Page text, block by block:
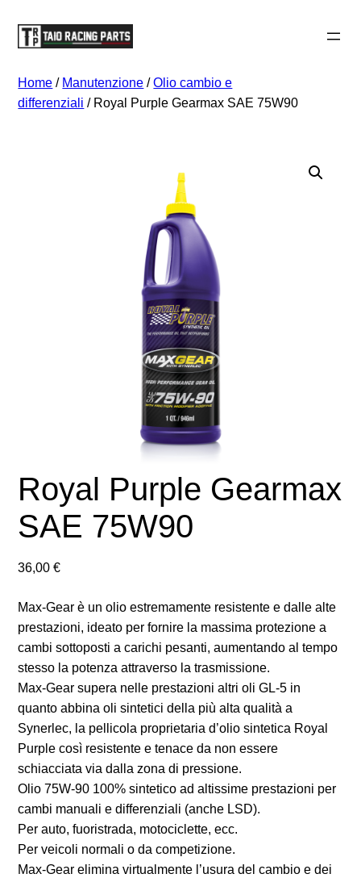
contenuto
Home / Manutenzione /Olio cambio e
differenziali / Royal Purple Gearmax SAE 75W90
Royal Purple Gearmax
SAE 75W90
36,00€
Max-Gear è un olio estremamente resistente e dalle alte
prestazioni, ideato per fornire la massima protezione a
cambi sottoposti a carichi pesanti, aumentando al tempo
stesso la potenza attraverso la trasmissione.
Max-Gear supera nelle prestazioni altri oli GL-5 in
quanto abbina oli sintetici della più alta qualità a
Synerlec, la pellicola proprietaria d’olio sintetica Royal
Purple così resistente e tenace da non essere
schiacciata via dalla zona di pressione.
Olio 75W-90 100% sintetico ad altissime prestazioni per
cambi manuali e differenziali (anche LSD).
Per auto, fuoristrada, motociclette, ecc.
Per veicoli normali o da competizione.
Max-Gear elimina virtualmente l’usura del cambio e dei